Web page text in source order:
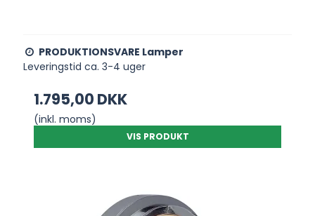
PRODUKTIONSVARE Lamper
Leveringstid ca. 3-4 uger
1.795,00 DKK
(inkl. moms)
VIS PRODUKT